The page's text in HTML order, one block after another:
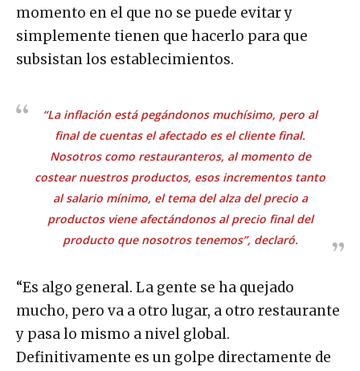
momento en el que no se puede evitar y
simplemente tienen que hacerlo para que
subsistan los establecimientos.
“La inflación está pegándonos muchísimo, pero al
final de cuentas el afectado es el cliente final.
Nosotros como restauranteros, al momento de
costear nuestros productos, esos incrementos tanto
al salario mínimo, el tema del alza del precio a
productos viene afectándonos al precio final del
producto que nosotros tenemos”, declaró.
“Es algo general. La gente se ha quejado
mucho, pero va a otro lugar, a otro restaurante
y pasa lo mismo a nivel global.
Definitivamente es un golpe directamente de